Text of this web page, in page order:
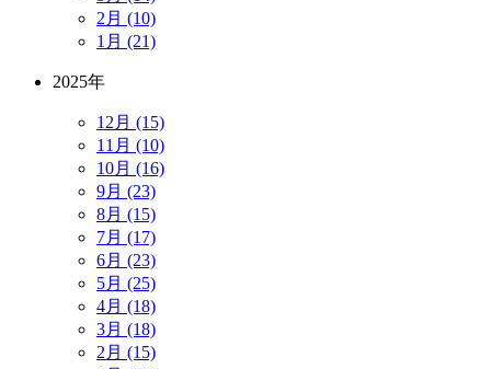
2月 (10)
1月 (21)
2025年
12月 (15)
11月 (10)
10月 (16)
9月 (23)
8月 (15)
7月 (17)
6月 (23)
5月 (25)
4月 (18)
3月 (18)
2月 (15)